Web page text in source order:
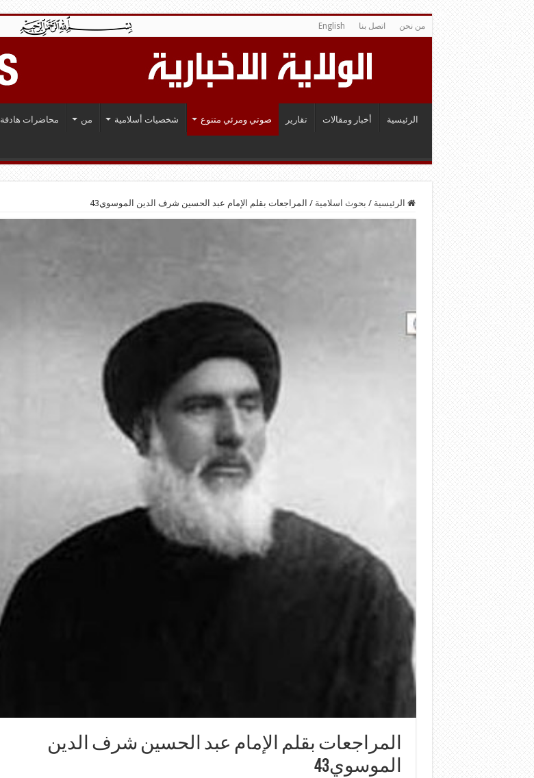
من نحن اتصل بنا English
الرئيسية أخبار ومقالات تقارير صوتي ومرئي متنوع شخصيات أسلامية من محاضرات هادفة
الرئيسية / بحوث اسلامية / المراجعات بقلم الإمام عبد الحسين شرف الدين الموسوي43
المراجعات بقلم الإمام عبد الحسين شرف الدين
الموسوي43